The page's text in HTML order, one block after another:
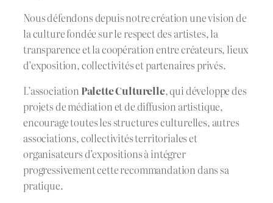
Nous défendons depuis notre création une vision de
la culture fondée sur le respect des artistes, la
transparence et la coopération entre créateurs, lieux
d’exposition, collectivités et partenaires privés.
L’association Palette Culturelle, qui développe des
projets de médiation et de diffusion artistique,
encourage toutes les structures culturelles, autres
associations, collectivités territoriales et
organisateurs d’expositions à intégrer
progressivement cette recommandation dans sa
pratique.